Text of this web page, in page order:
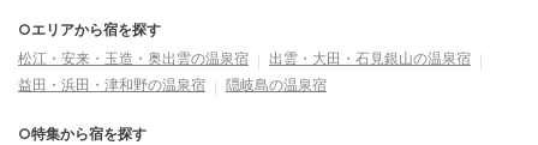
○エリアから宿を探す
松江・安来・玉造・奥出雲の温泉宿
出雲・大田・石見銀山の温泉宿
益田・浜田・津和野の温泉宿
隠岐島の温泉宿
○特集から宿を探す